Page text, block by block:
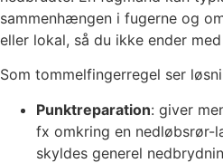
sammenhængen i fugerne og
eller lokal, så du ikke ender
Som tommelfingerregel ser
Punktreparation: giver
fx omkring en nedløbsrør-
skyldes generel